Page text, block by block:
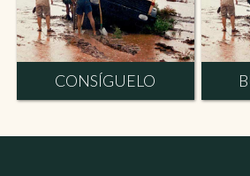
CONSÍGUELO